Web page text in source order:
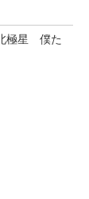
極星 僕た